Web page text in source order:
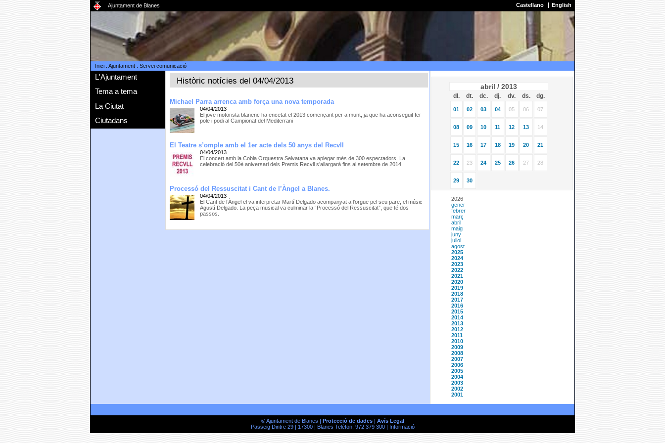
Ajuntament de Blanes Castellano English
Inici: Ajuntament: Servei comunicació
L'Ajuntament
Tema a tema
La Ciutat
Ciutadans
Històric notícies del 04/04/2013
Michael Parra arrenca amb força una nova temporada
04/04/2013
El jove motorista blanenc ha encetat el 2013 començant per a munt, ja que ha aconseguit fer
pole i podi al Campionat del Mediterrani
El Teatre s’omple amb el 1er acte dels 50 anys del Recvll
04/04/2013
El concert amb la Cobla Orquestra Selvatana va aplegar més de 300 espectadors. La
celebració del 50è aniversari dels Premis Recvll s’allargarà fins al setembre de 2014
Processó del Ressuscitat i Cant de l’Àngel a Blanes.
04/04/2013
El Cant de l’Àngel el va interpretar Martí Delgado acompanyat a l’orgue pel seu pare, el músic
Agustí Delgado. La peça musical va culminar la “Processó del Ressuscitat”, que té dos
passos.
abril / 2013
dl. dt. dc. dj. dv. ds. dg.
01 02 03 04 05 06 07
08 09 10 11 12 13 14
15 16 17 18 19 20 21
22 23 24 25 26 27 28
29 30
2026
gener
febrer
març
abril
maig
juny
juliol
agost
2025
2024
2023
2022
2021
2020
2019
2018
2017
2016
2015
2014
2013
2012
2011
2010
2009
2008
2007
2006
2005
2004
2003
2002
2001
© Ajuntament de Blanes | Protecció de dades| Avís Legal
Passeig Dintre 29 | 17300 | Blanes Telèfon: 972 379 300 |
Informació